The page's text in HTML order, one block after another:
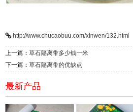
http://www.chucaobuu.com/xinwen/132.html
上一篇：草石隔离带多少钱一米
下一篇：草石隔离带的优缺点
最新产品